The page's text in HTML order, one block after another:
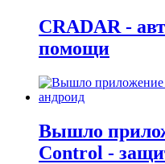
CRADAR -
помощи
Вышло
Control -